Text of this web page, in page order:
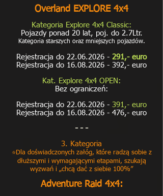
Overland EXPLORE 4x4
Kategoria Explore 4x4 Classic:
Pojazdy ponad 20 lat, poj. do 2.7Ltr.
Kategoria starszych oraz mniejszych pojazdów.
Rejestracja do 22.06.2026 - 291,- euro
Rejestracja do 16.08.2026 - 392,- euro
Kat. Explore 4x4 OPEN:
Bez ograniczeń:
Rejestracja do 22.06.2026 - 391,- euro
Rejestracja do 16.08.2026 - 476,- euro
- - -
3. Kategoria
⭐Dla doświadczonych załóg, które radzą sobie z
dłuższymi i wymagającymi etapami, szukają
wyzwań i „chcą dać z siebie 100%”
Adventure Raid 4x4: